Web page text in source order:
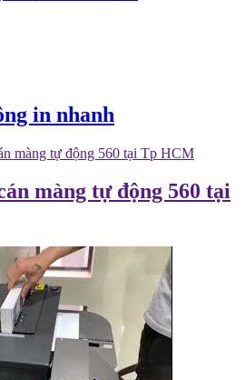
in nhanh
màng tự động 560 tại